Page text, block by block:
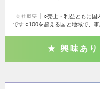
会社概要
○売上・利益ともに国
です ○100を超える国と地域で、
興味あり